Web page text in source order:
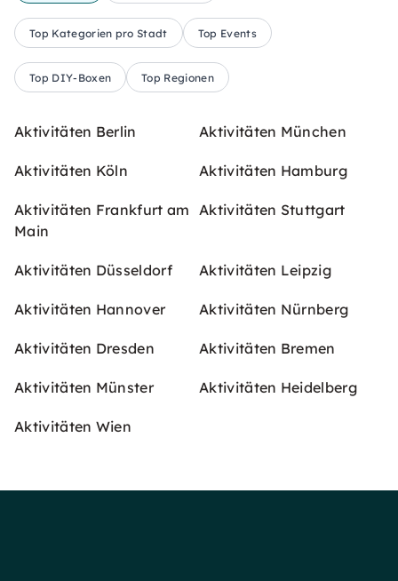
Top Kategorien pro Stadt Top Events
Top DIY-Boxen Top Regionen
Aktivitäten Berlin Aktivitäten München
Aktivitäten Köln Aktivitäten Hamburg
Aktivitäten Frankfurt am
Main
Aktivitäten Stuttgart
Aktivitäten Düsseldorf Aktivitäten Leipzig
Aktivitäten Hannover Aktivitäten Nürnberg
Aktivitäten Dresden Aktivitäten Bremen
Aktivitäten Münster Aktivitäten Heidelberg
Aktivitäten Wien